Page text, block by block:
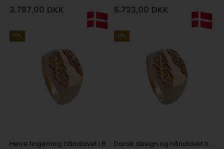
3.787,00 DKK 6.723,00 DKK
19%
Herre fingerring, håndlavet i 8 kt guld
19%
Dansk design og håndlavet herre fingerring i 14 kt guld